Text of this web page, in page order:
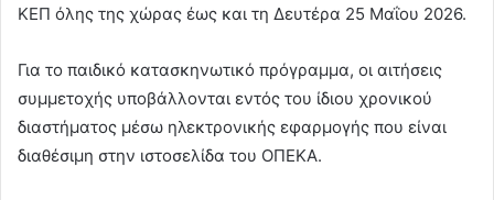
ΚΕΠ όλης της χώρας έως και τη Δευτέρα 25 Μαΐου 2026.
Για το παιδικό κατασκηνωτικό πρόγραμμα, οι αιτήσεις
συμμετοχής υποβάλλονται εντός του ίδιου χρονικού
διαστήματος μέσω ηλεκτρονικής εφαρμογής που είναι
διαθέσιμη στην ιστοσελίδα του ΟΠΕΚΑ.